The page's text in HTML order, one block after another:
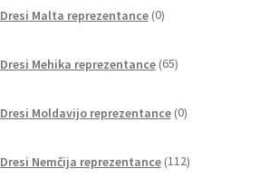
Dresi Malta reprezentance 0izdelkov
Dresi Mehika reprezentance 65izdelkov
Dresi Moldavijo reprezentance 0izdelkov
Dresi Nemčija reprezentance 112izdelkov